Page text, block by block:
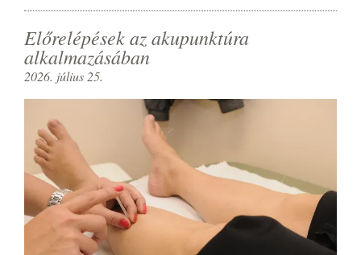
Előrelépések az akupunktúra
alkalmazásában
2026. július 25.